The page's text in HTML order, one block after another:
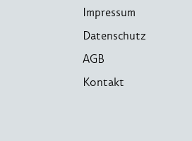
Impressum
Datenschutz
AGB
Kontakt